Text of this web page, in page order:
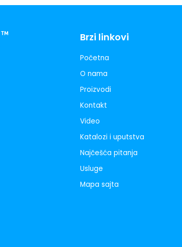
Brzi linkovi
Početna
O nama
Proizvodi
Kontakt
Video
Katalozi i uputstva
Najčešća pitanja
Usluge
Mapa sajta